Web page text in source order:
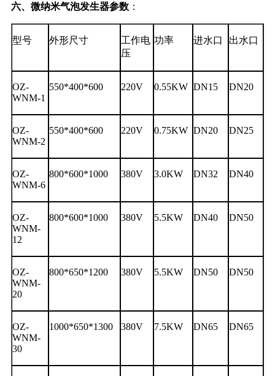
六、微纳米气泡发生器参数 ：
型号 外形尺寸
工作电
压
功率 进水口 出水口
OZ-
WNM-1
550*400*600 220V 0.55KW DN15 DN20
OZ-
WNM-2
550*400*600 220V 0.75KW DN20 DN25
OZ-
WNM-6
800*600*1000 380V 3.0KW DN32 DN40
OZ-
WNM-
12
800*600*1000 380V 5.5KW DN40 DN50
OZ-
WNM-
20
800*650*1200 380V 5.5KW DN50 DN50
OZ-
WNM-
30
1000*650*1300 380V 7.5KW DN65 DN65